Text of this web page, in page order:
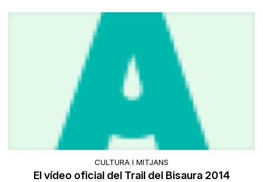
CULTURA I MITJANS
El vídeo oficial del Trail del Bisaura 2014